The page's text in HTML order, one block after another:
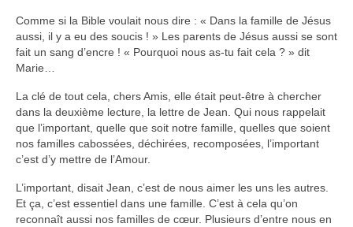
Comme si la Bible voulait nous dire : « Dans la famille de Jésus
aussi, il y a eu des soucis ! » Les parents de Jésus aussi se sont
fait un sang d’encre ! « Pourquoi nous as-tu fait cela ? » dit
Marie…
La clé de tout cela, chers Amis, elle était peut-être à chercher
dans la deuxième lecture, la lettre de Jean. Qui nous rappelait
que l’important, quelle que soit notre famille, quelles que soient
nos familles cabossées, déchirées, recomposées, l’important
c’est d’y mettre de l’Amour.
L’important, disait Jean, c’est de nous aimer les uns les autres.
Et ça, c’est essentiel dans une famille. C’est à cela qu’on
reconnaît aussi nos familles de cœur. Plusieurs d’entre nous en